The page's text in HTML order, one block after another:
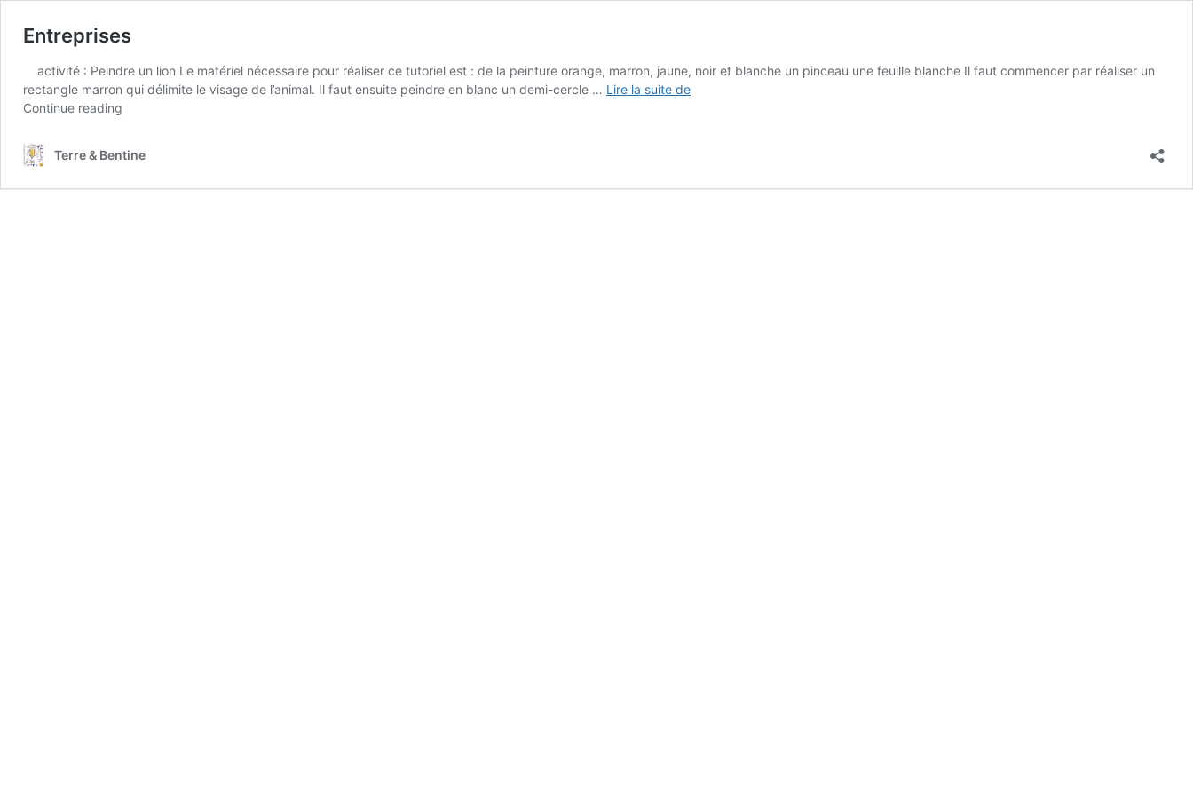
Entreprises
activité : Peindre un lion Le matériel nécessaire pour réaliser ce tutoriel est : de la peinture orange, marron, jaune, noir et blanche un pinceau une feuille blanche Il faut commencer par réaliser un
rectangle marron qui délimite le visage de l’animal. Il faut ensuite peindre en blanc un demi-cercle … Lire la suite deEntreprises
Continue reading
Terre & Bentine